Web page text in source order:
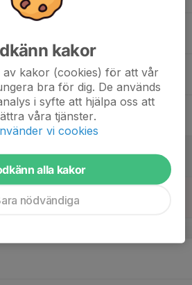
kakor
av kakor (cookies) för att vår
bra för dig. De används
i syfte att hjälpa oss att
våra tjänster.
vi cookies
alla kakor
nödvändiga